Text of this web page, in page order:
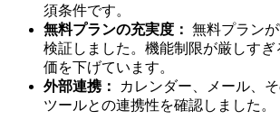
須条件です。
無料プランの充実度： 無料プラン
検証しました。機能制限が厳しす
価を下げています。
外部連携：
カレンダー、メール、
ツールとの連携性を確認しました。